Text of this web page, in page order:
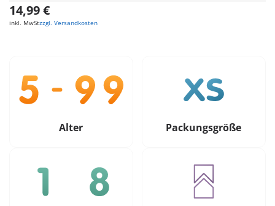
14,99 €
inkl. MwStzzgl. Versandkosten
Alter Packungsgröße